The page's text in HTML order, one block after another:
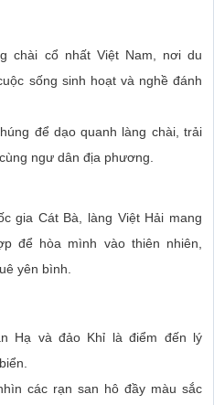
chài cổ nhất Việt Nam, nơi du
sống sinh hoạt và nghề đánh
để dạo quanh làng chài, trải
ngư dân địa phương.
gia Cát Bà, làng Việt Hải mang
để hòa mình vào thiên nhiên,
yên bình.
Hạ và đảo Khỉ là điểm đến lý
các rạn san hô đầy màu sắc